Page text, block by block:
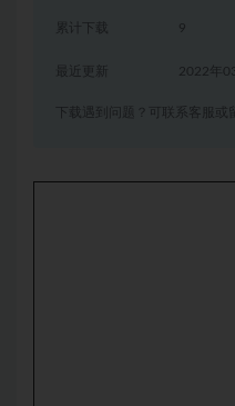
累计下载 9
2022年
下载遇到问题？可联系客服或